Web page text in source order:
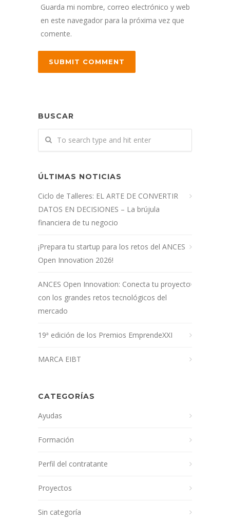
Guarda mi nombre, correo electrónico y web
en este navegador para la próxima vez que
comente.
BUSCAR
ÚLTIMAS NOTICIAS
Ciclo de Talleres: EL ARTE DE CONVERTIR
DATOS EN DECISIONES – La brújula
financiera de tu negocio
¡Prepara tu startup para los retos del ANCES
Open Innovation 2026!
ANCES Open Innovation: Conecta tu proyecto
con los grandes retos tecnológicos del
mercado
19ª edición de los Premios EmprendeXXI
MARCA EIBT
CATEGORÍAS
Ayudas
Formación
Perfil del contratante
Proyectos
Sin categoría